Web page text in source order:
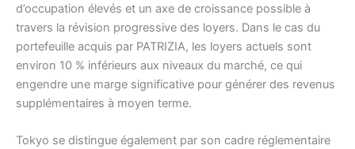
d’occupation élevés et un axe de croissance possible à
travers la révision progressive des loyers. Dans le cas du
portefeuille acquis par PATRIZIA, les loyers actuels sont
environ 10 % inférieurs aux niveaux du marché, ce qui
engendre une marge significative pour générer des revenus
supplémentaires à moyen terme.
Tokyo se distingue également par son cadre réglementaire